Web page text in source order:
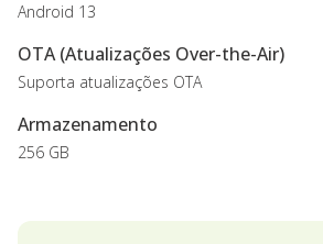
Android 13
OTA (Atualizações Over-the-Air)
Suporta atualizações OTA
Armazenamento
256 GB